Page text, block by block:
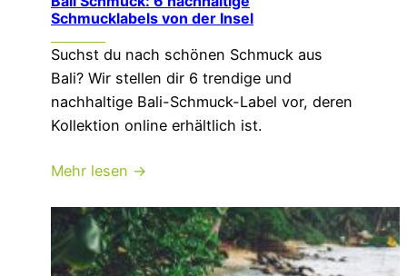
Schmucklabels von der Insel
Suchst du nach schönen Schmuck aus
Bali? Wir stellen dir 6 trendige und
nachhaltige Bali-Schmuck-Label vor, deren
Kollektion online erhältlich ist.
Mehr lesen →